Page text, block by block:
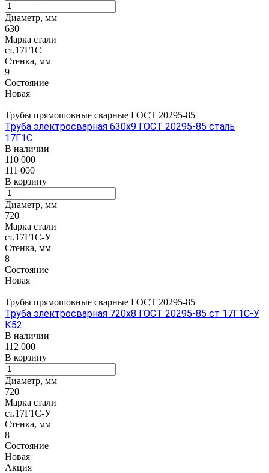
Диаметр, мм
630
Марка стали
ст.17Г1С
Стенка, мм
9
Состояние
Новая
Трубы прямошовные сварные ГОСТ 20295-85
Труба электросварная 630х9 ГОСТ 20295-85 сталь
17Г1С
В наличии
110 000
111 000
В корзину
Диаметр, мм
720
Марка стали
ст.17Г1С-У
Стенка, мм
8
Состояние
Новая
Трубы прямошовные сварные ГОСТ 20295-85
Труба электросварная 720х8 ГОСТ 20295-85 ст 17Г1С-У
К52
В наличии
112 000
В корзину
Диаметр, мм
720
Марка стали
ст.17Г1С-У
Стенка, мм
8
Состояние
Новая
Акция